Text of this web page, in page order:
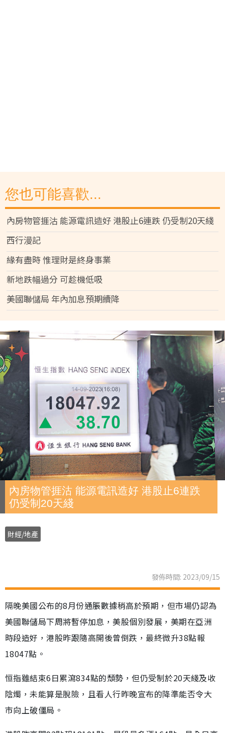
您也可能喜歡...
內房物管捱沽 能源電訊造好 港股止6連跌 仍受制20天綫
西行漫記
緣有盡時 惟理財是終身事業
新地跌幅過分 可趁機低吸
美國聯儲局 年內加息預期續降
內房物管捱沽 能源電訊造好 港股止6連跌
仍受制20天綫
財經/地產
發佈時間: 2023/09/15
隔晚美國公布的8月份通脹數據稍高於預期，但市場仍認為
美國聯儲局下周將暫停加息，美股個別發展，美期在亞洲
時段造好，港股昨跟隨高開後曾倒跌，最終微升38點報
18047點。
恒指雖結束6日累瀉834點的頹勢，但仍受制於20天綫及收
陰燭，未能算是脫險，且看人行昨晚宣布的降準能否令大
市向上破僵局。